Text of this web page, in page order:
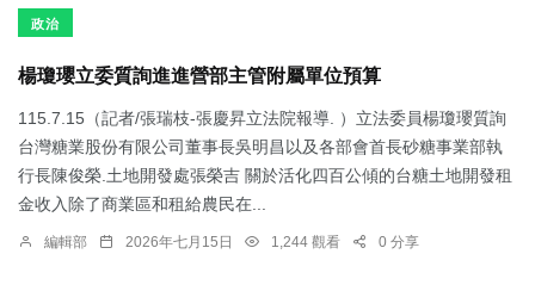
政治
楊瓊瓔立委質詢進進營部主管附屬單位預算
115.7.15（記者/張瑞枝-張慶昇立法院報導. ）立法委員楊瓊瓔質詢
台灣糖業股份有限公司董事長吳明昌以及各部會首長砂糖事業部執
行長陳俊榮.土地開發處張榮吉 關於活化四百公傾的台糖土地開發租
金收入除了商業區和租給農民在...
編輯部 2026年七月15日 1,244 觀看 0 分享